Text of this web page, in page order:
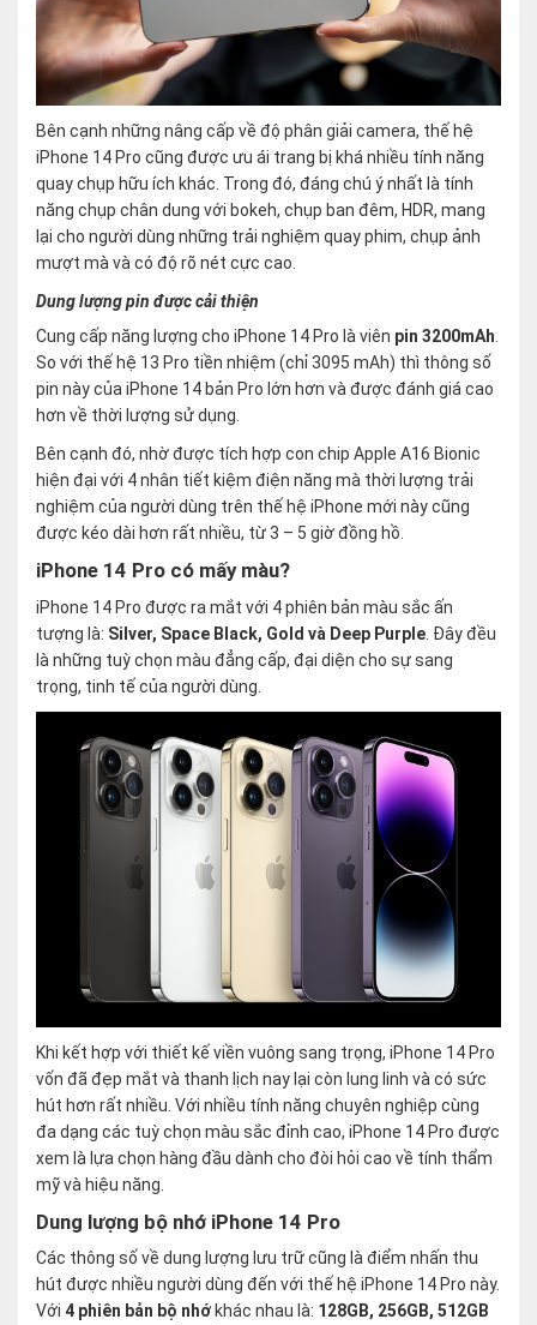
Bên cạnh những nâng cấp về độ phân giải camera, thế hệ
iPhone 14 Pro cũng được ưu ái trang bị khá nhiều tính năng
quay chụp hữu ích khác. Trong đó, đáng chú ý nhất là tính
năng chụp chân dung với bokeh, chụp ban đêm, HDR, mang
lại cho người dùng những trải nghiệm quay phim, chụp ảnh
mượt mà và có độ rõ nét cực cao.
Dung lượng pin được cải thiện
Cung cấp năng lượng cho iPhone 14 Pro là viên pin 3200mAh.
So với thế hệ 13 Pro tiền nhiệm (chỉ 3095 mAh) thì thông số
pin này của iPhone 14 bản Pro lớn hơn và được đánh giá cao
hơn về thời lượng sử dụng.
Bên cạnh đó, nhờ được tích hợp con chip Apple A16 Bionic
hiện đại với 4 nhân tiết kiệm điện năng mà thời lượng trải
nghiệm của người dùng trên thế hệ iPhone mới này cũng
được kéo dài hơn rất nhiều, từ 3 – 5 giờ đồng hồ.
iPhone 14 Pro có mấy màu?
iPhone 14 Pro được ra mắt với 4 phiên bản màu sắc ấn
tượng là: Silver, Space Black, Gold và Deep Purple . Đây đều
là những tuỳ chọn màu đẳng cấp, đại diện cho sự sang
trọng, tinh tế của người dùng.
Khi kết hợp với thiết kế viền vuông sang trọng, iPhone 14 Pro
vốn đã đẹp mắt và thanh lịch nay lại còn lung linh và có sức
hút hơn rất nhiều. Với nhiều tính năng chuyên nghiệp cùng
đa dạng các tuỳ chọn màu sắc đỉnh cao, iPhone 14 Pro được
xem là lựa chọn hàng đầu dành cho đòi hỏi cao về tính thẩm
mỹ và hiệu năng.
Dung lượng bộ nhớ iPhone 14 Pro
Các thông số về dung lượng lưu trữ cũng là điểm nhấn thu
hút được nhiều người dùng đến với thế hệ iPhone 14 Pro này.
Với 4 phiên bản bộ nhớ khác nhau là: 128GB, 256GB, 512GB